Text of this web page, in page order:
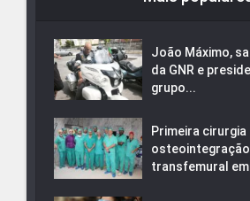
João Máximo,
da GNR e
grupo...
Primeira cirurgia
osteointegração
transfemural